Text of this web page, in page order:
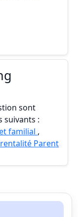
sont
suivants :
familial ,
Parent